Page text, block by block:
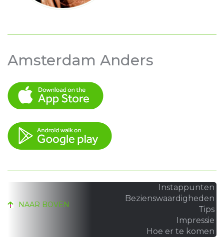
Amsterdam Anders
NAAR BOVEN
Instappunten
Bezienswaardigheden
Tips
Impressie
Hoe er te komen